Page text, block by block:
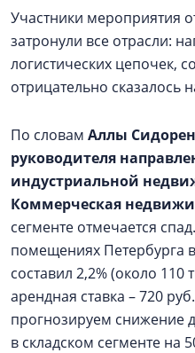
Участники мероприятия
затронули все отрасли:
логистических цепочек,
отрицательно сказалось
По словам Аллы
руководителя
индустриальной
Коммерческая
сегменте отмечается
помещениях Петербурга в
составил 2,2% (около 110
арендная ставка – 720
прогнозируем снижение
в складском сегменте на